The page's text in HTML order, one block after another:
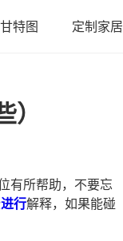
甘特图 定制家居
）
有所帮助，不要忘
进行解释，如果能碰